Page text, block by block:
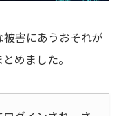
害にあうおそれが
めました。